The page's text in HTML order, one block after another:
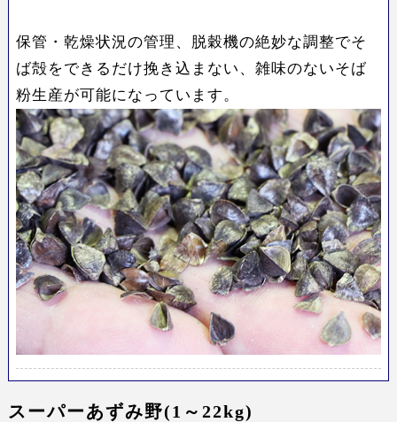
保管・乾燥状況の管理、脱穀機の絶妙な調整でそ
ば殻をできるだけ挽き込まない、 雑味のないそば
粉生産が可能になっています。
スーパーあずみ野(1～22kg)